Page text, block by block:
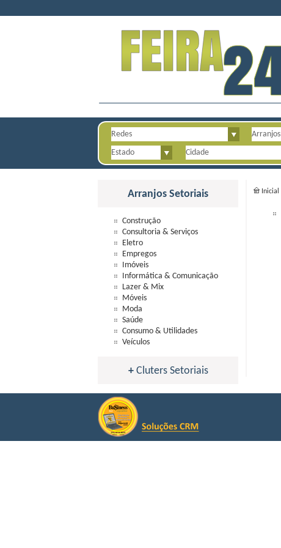
Arranjos Setoriais
Construção
Consultoria & Serviços
Eletro
Empregos
Imóveis
Informática & Comunicação
Lazer & Mix
Móveis
Moda
Saúde
Consumo & Utilidades
Veículos
Inicial
+Cluters Setoriais